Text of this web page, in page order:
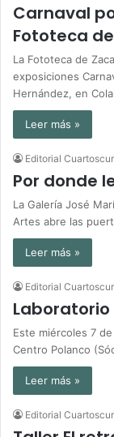
Carnaval
Fototeca
La Fototeca de
exposiciones
Hernández, en
Leer más »
Editorial
Por donde
La Galería José
Artes abre las
Leer más »
Editorial
Este miércoles 7
Centro Polanco
Leer más »
Editorial